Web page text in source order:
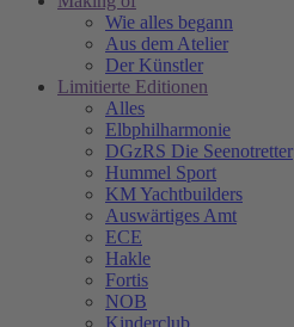
Wie alles begann
Aus dem Atelier
Der Künstler
Limitierte Editionen
Alles
Elbphilharmonie
DGzRS Die Seenotretter
Hummel Sport
KM Yachtbuilders
Auswärtiges Amt
ECE
Hakle
Fortis
NOB
Kinderclub